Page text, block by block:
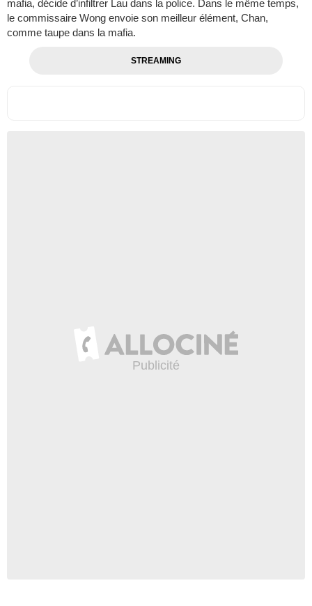
mafia, décide d’infiltrer Lau dans la police. Dans le même temps,
le commissaire Wong envoie son meilleur élément, Chan,
comme taupe dans la mafia.
STREAMING